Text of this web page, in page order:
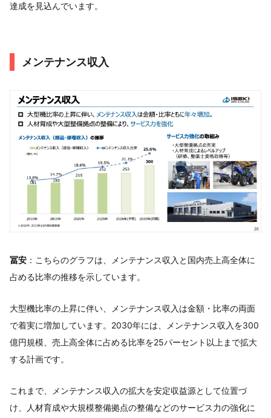
達成を見込んでいます。
メンテナンス収入
冨安 ：こちらのグラフは、メンテナンス収入と国内売上高全体に
占める比率の推移を示しています。
大型機比率の上昇に伴い、メンテナンス収入は金額・比率の両面
で着実に増加しています。2030年には、メンテナンス収入を300
億円規模、売上高全体に占める比率を25パーセント以上まで拡大
する計画です。
これまで、メンテナンス収入の拡大を安定収益源として位置づ
け、人材育成や大規模整備拠点の整備などのサービス力の強化に